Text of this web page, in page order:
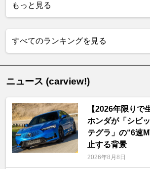
もっと見る
すべてのランキングを見る
ニュース (carview!)
【2026年限りで
ホンダが「シビ
テグラ」の“6速
止する背景
2026年8月8日